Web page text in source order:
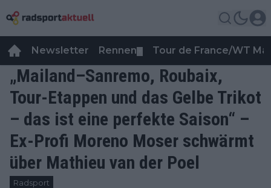
Newsletter Rennen Tour de France/WT
„Mailand–Sanremo, Roubaix,
Tour-Etappen und das Gelbe Trikot
– das ist eine perfekte Saison“ –
Ex-Profi Moreno Moser schwärmt
über Mathieu van der Poel
Radsport